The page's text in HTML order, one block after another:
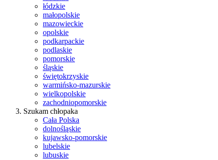
łódzkie
małopolskie
mazowieckie
opolskie
podkarpackie
podlaskie
pomorskie
śląskie
świętokrzyskie
warmińsko-mazurskie
wielkopolskie
zachodniopomorskie
Szukam chłopaka
Cała Polska
dolnośląskie
kujawsko-pomorskie
lubelskie
lubuskie